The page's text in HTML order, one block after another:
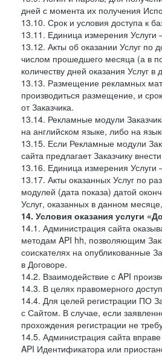
дней с момента их получения
13.10. Срок и условия доступа к
13.11. Единица измерения
13.12. Акты об оказании Услуг по
числом прошедшего месяца (а в
количеству дней оказания Услуг
13.13. Размещение рекламных
производиться размещение, и
от Заказчика.
13.14. Рекламные модули
на английском языке, либо на
13.15. Если Рекламные модули
сайта предлагает Заказчику
13.16. Единица измерения Услуги
13.17. Акты оказанных Услуг по
модулей (дата показа) датой
Услуг, оказанных в данном
14. Условия оказания услуги
14.1. Администрация сайта
методам API hh, позволяющим
соискателях на опубликованные
в Договоре.
14.2. Взаимодействие с API
14.3. В целях правомерного
14.4. Для целей регистрации ПО
с Сайтом. В случае, если
прохождения регистрации не
14.5. Администрация сайта
API Идентификатора или